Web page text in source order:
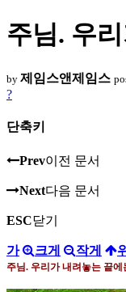
주님. 우
by 제임스앤제임스
?
단축키
Prev이전 문서
Next다음 문서
ESC닫기
가 크게 작게
주님. 우리가 내려놓는 끝